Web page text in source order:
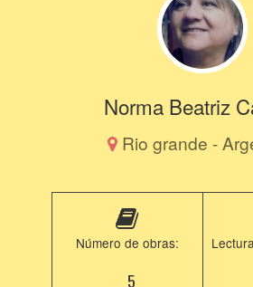
Norma Beatriz
Rio grande -
Número de obras:
5